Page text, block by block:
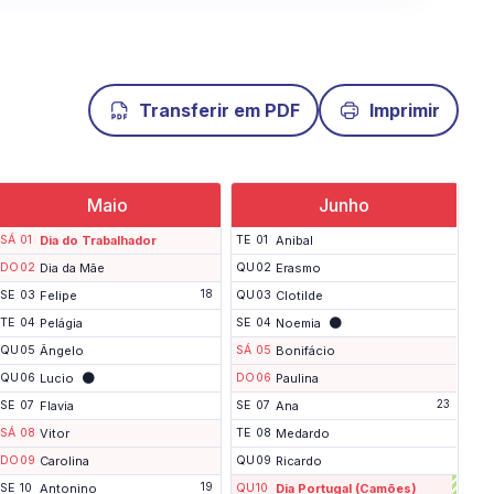
Transferir em PDF Imprimir
Maio
SÁ 01 Dia do Trabalhador
DO 02 Dia da Mãe
SE 03 Felipe 18
TE 04 Pelágia
QU 05 Ângelo
QU 06 Lucio 🌑
SE 07 Flavia
SÁ 08 Vitor
DO 09 Carolina
SE 10 Antonino 19
Junho
TE 01 Anibal
QU 02 Erasmo
QU 03 Clotilde
SE 04 Noemia 🌑
SÁ 05 Bonifácio
DO 06 Paulina
SE 07 Ana 23
TE 08 Medardo
QU 09 Ricardo
QU10 Dia Portugal (Camões)